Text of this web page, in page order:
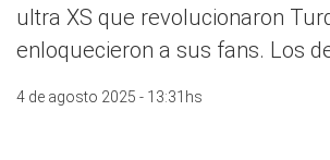
ultra XS que revolucionaron
enloquecieron a sus fans. Los
4 de agosto 2025 - 13:31hs